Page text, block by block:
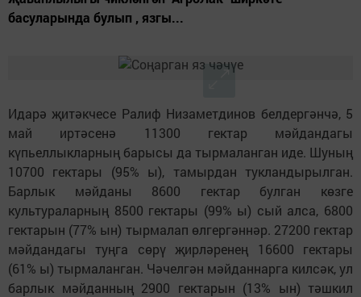
басуларында булып , язгы...
Идарә җитәкчесе Ралиф Низаметдинов белдергәнчә, 5
май иртәсенә 11300 гектар мәйдандагы
күпьеллыкларның барысы да тырмаланган иде. Шуның
10700 гектары (95% ы), тамырдан тукландырылган.
Барлык мәйданы 8600 гектар булган көзге
культураларның 8500 гектары (99% ы) сый алса, 6800
гектарын (77% ын) тырмалап өлгергәннәр. 27200 гектар
мәйдандагы туңга сөрү җирләренең 16600 гектары
(61% ы) тырмаланган. Чәчелгән мәйданнарга килсәк, ул
барлык мәйданның 2900 гектарын (13% ын) тәшкил